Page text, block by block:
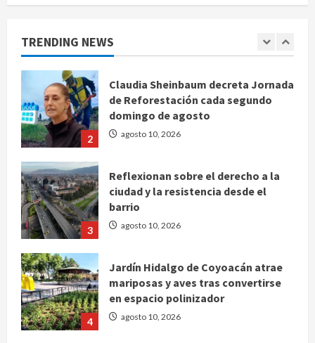
TRENDING NEWS
1
para el examen de ingreso a la
2
Claudia Sheinbaum decreta Jornada
de Reforestación cada segundo
domingo de agosto
agosto 10, 2026
3
Reflexionan sobre el derecho a la
ciudad y la resistencia desde el
barrio
agosto 10, 2026
4
Jardín Hidalgo de Coyoacán atrae
mariposas y aves tras convertirse
en espacio polinizador
agosto 10, 2026